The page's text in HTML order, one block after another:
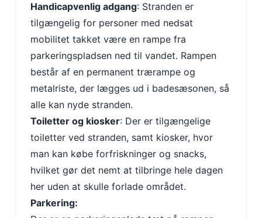
Handicapvenlig adgang: Stranden er
tilgængelig for personer med nedsat
mobilitet takket være en rampe fra
parkeringspladsen ned til vandet. Rampen
består af en permanent trærampe og
metalriste, der lægges ud i badesæsonen, så
alle kan nyde stranden.
Toiletter og kiosker: Der er tilgængelige
toiletter ved stranden, samt kiosker, hvor
man kan købe forfriskninger og snacks,
hvilket gør det nemt at tilbringe hele dagen
her uden at skulle forlade området.
Parkering: